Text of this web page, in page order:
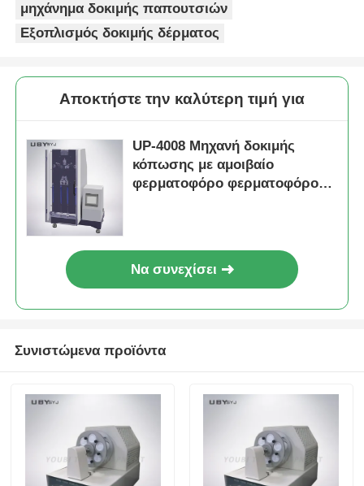
μηχάνημα δοκιμής παπουτσιών
Εξοπλισμός δοκιμής δέρματος
Αποκτήστε την καλύτερη τιμή για
UP-4008 Μηχανή δοκιμής
κόπωσης με αμοιβαίο
φερματοφόρο φερματοφόρο
δοκιμαστικού φορτίου 0 ~ 500N
για 75 mm αμοιβαίο σφυρί
Να συνεχίσει
Συνιστώμενα προϊόντα